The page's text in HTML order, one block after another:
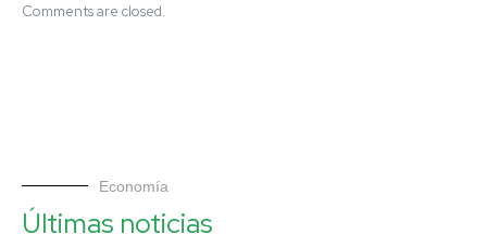
Comments are closed.
Economía
Últimas noticias